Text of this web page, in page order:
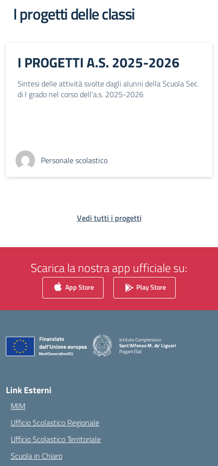
I progetti delle classi
I PROGETTI A.S. 2025-2026
Sintesi delle attività svolte dagli alunni della Scuola Sec.
di I grado nel corso dell'a.s. 2025-2026
Personale scolastico
Vedi tutti i progetti
Scarica la nostra app ufficiale su:
App Store Play Store
Istituto Comprensivo
Sant'Alfonso M. de' Liguori
Pagani (Sa)
— Visita la pagina iniziale della scuola
Link Esterni
MIM
Ufficio Scolastico Regionale
Ufficio Scolastico Territoriale
Scuola in Chiaro